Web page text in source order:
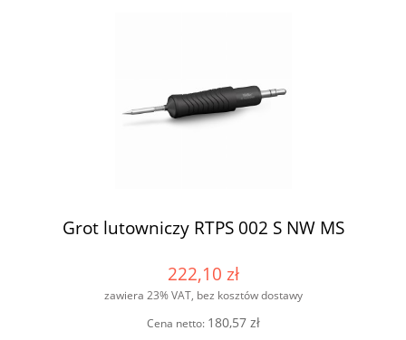
Grot lutowniczy RTPS 002 S NW MS
222,10 zł
zawiera 23% VAT, bez kosztów dostawy
Cena netto: 180,57 zł